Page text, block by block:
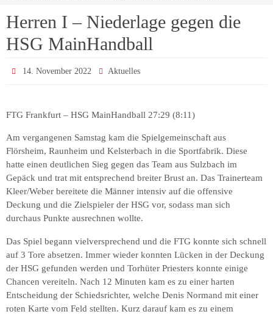
Herren I – Niederlage gegen die
HSG MainHandball
14. November 2022 Aktuelles
FTG Frankfurt – HSG MainHandball 27:29 (8:11)
Am vergangenen Samstag kam die Spielgemeinschaft aus
Flörsheim, Raunheim und Kelsterbach in die Sportfabrik. Diese
hatte einen deutlichen Sieg gegen das Team aus Sulzbach im
Gepäck und trat mit entsprechend breiter Brust an. Das Trainerteam
Kleer/Weber bereitete die Männer intensiv auf die offensive
Deckung und die Zielspieler der HSG vor, sodass man sich
durchaus Punkte ausrechnen wollte.
Das Spiel begann vielversprechend und die FTG konnte sich schnell
auf 3 Tore absetzen. Immer wieder konnten Lücken in der Deckung
der HSG gefunden werden und Torhüter Priesters konnte einige
Chancen vereiteln. Nach 12 Minuten kam es zu einer harten
Entscheidung der Schiedsrichter, welche Denis Normand mit einer
roten Karte vom Feld stellten. Kurz darauf kam es zu einem